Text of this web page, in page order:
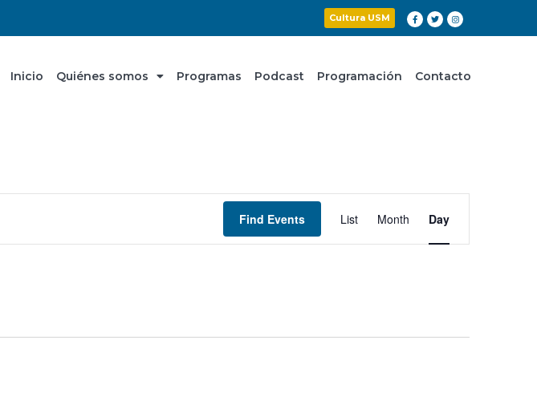
Cultura USM
Inicio Quiénes somos Programas Podcast Programación Contacto
Find Events
Views
Navigation
List Month Day